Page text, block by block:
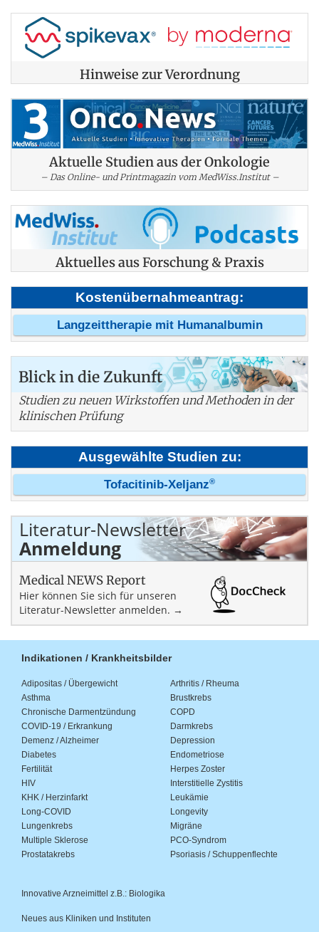
Hinweise zur Verordnung
Aktuelle Studien aus der Onkologie
– Das Online- und Printmagazin vom MedWiss.Institut –
Aktuelles aus Forschung & Praxis
Kostenübernahmeantrag:
Langzeittherapie mit Humanalbumin
Blick in die Zukunft
Studien zu neuen Wirkstoffen und Methoden in der
klinischen Prüfung
Ausgewählte Studien zu:
Tofacitinib-Xeljanz®
Literatur-Newsletter
Anmeldung
Medical NEWS Report
Hier können Sie sich für unseren
Literatur-Newsletter anmelden. →
Indikationen / Krankheitsbilder
Adipositas / Übergewicht
Arthritis / Rheuma
Asthma
Brustkrebs
Chronische Darmentzündung
COPD
COVID-19 / Erkrankung
Darmkrebs
Demenz / Alzheimer
Depression
Diabetes
Endometriose
Fertilität
Herpes Zoster
HIV
Interstitielle Zystitis
KHK / Herzinfarkt
Leukämie
Long-COVID
Longevity
Lungenkrebs
Migräne
Multiple Sklerose
PCO-Syndrom
Prostatakrebs
Psoriasis / Schuppenflechte
Innovative Arzneimittel z.B.: Biologika
Neues aus Kliniken und Instituten